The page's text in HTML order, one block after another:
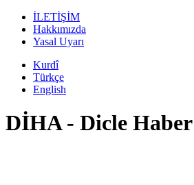
İLETİŞİM
Hakkımızda
Yasal Uyarı
Kurdî
Türkçe
English
DİHA - Dicle Haber